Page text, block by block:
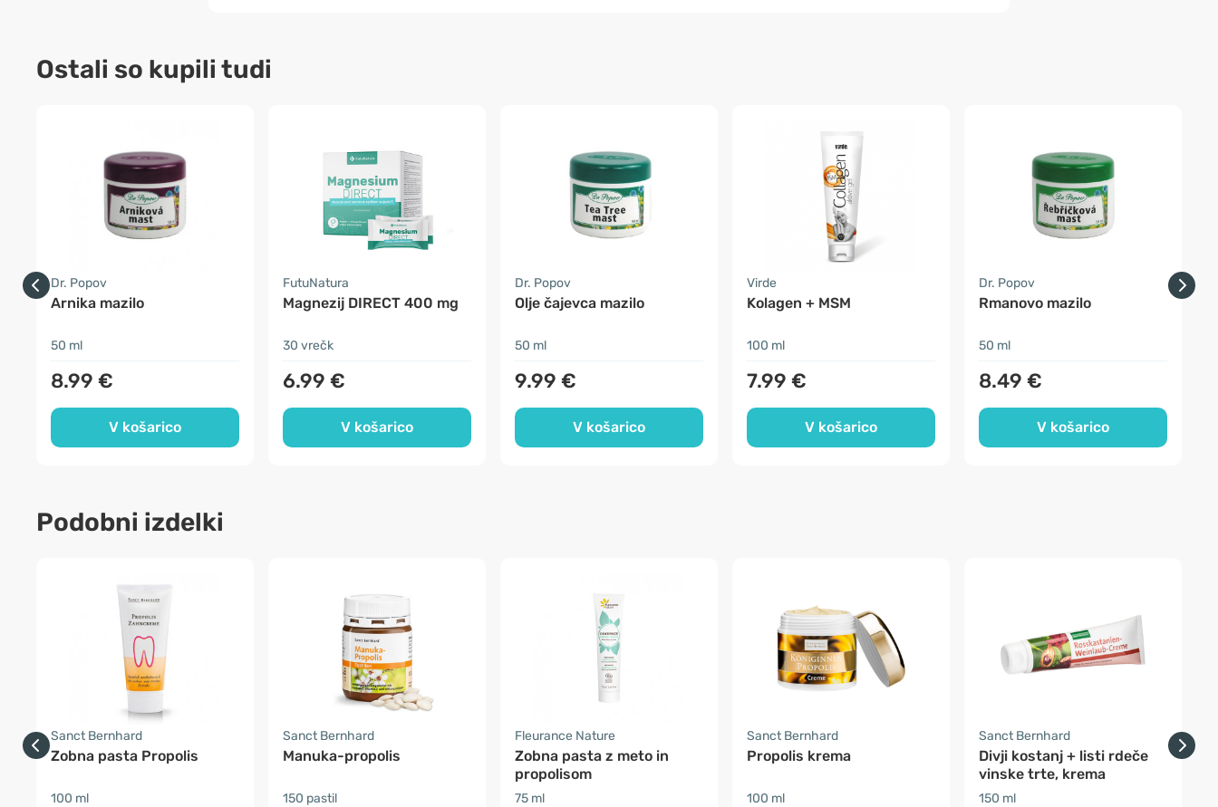
Ostali so kupili tudi
Dr. Popov
Arnika mazilo
50 ml
8.99 €
V košarico
FutuNatura
Magnezij DIRECT 400 mg
30 vrečk
6.99 €
V košarico
Dr. Popov
Olje čajevca mazilo
50 ml
9.99 €
V košarico
Virde
Kolagen + MSM
100 ml
7.99 €
V košarico
Dr. Popov
Rmanovo mazilo
50 ml
8.49 €
V košarico
Podobni izdelki
Sanct Bernhard
Zobna pasta Propolis
100 ml
Sanct Bernhard
Manuka-propolis
150 pastil
Fleurance Nature
Zobna pasta z meto in
propolisom
75 ml
Sanct Bernhard
Propolis krema
100 ml
Sanct Bernhard
Divji kostanj + listi rdeče
vinske trte, krema
150 ml